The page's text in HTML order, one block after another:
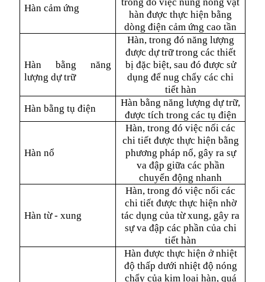
Hàn cảm ứng
hàn được thực hiện bằng
dòng điện cảm ứng cao tần
Hàn bằng năng
lượng dự trữ
Hàn, trong đó năng lượng
được dự trữ trong các thiết
bị đặc biệt, sau đó được sử
dụng để nug chẩy các chi
tiết hàn
Hàn bằng tụ điện
Hàn bằng năng lượng dự trữ,
được tích trong các tụ điện
Hàn nổ
Hàn, trong đó việc nối các
chi tiết được thực hiện bằng
phương pháp nổ, gây ra sự
va đập giữa các phần
chuyển động nhanh
Hàn từ - xung
Hàn, trong đó việc nối các
chi tiết được thực hiện nhờ
tác dụng của từ xung, gây ra
sự va đập các phần của chi
tiết hàn
Hàn được thực hiện ở nhiệt
độ thấp dưới nhiệt độ nóng
chẩy của kim loại hàn, quá